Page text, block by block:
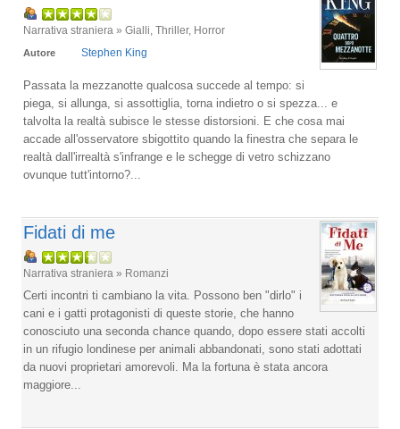
Narrativa straniera » Gialli, Thriller, Horror
Autore Stephen King
Passata la mezzanotte qualcosa succede al tempo: si
piega, si allunga, si assottiglia, torna indietro o si spezza... e
talvolta la realtà subisce le stesse distorsioni. E che cosa mai
accade all'osservatore sbigottito quando la finestra che separa le
realtà dall'irrealtà s'infrange e le schegge di vetro schizzano
ovunque tutt'intorno?...
Fidati di me
Narrativa straniera » Romanzi
Certi incontri ti cambiano la vita. Possono ben "dirlo" i
cani e i gatti protagonisti di queste storie, che hanno
conosciuto una seconda chance quando, dopo essere stati accolti
in un rifugio londinese per animali abbandonati, sono stati adottati
da nuovi proprietari amorevoli. Ma la fortuna è stata ancora
maggiore...